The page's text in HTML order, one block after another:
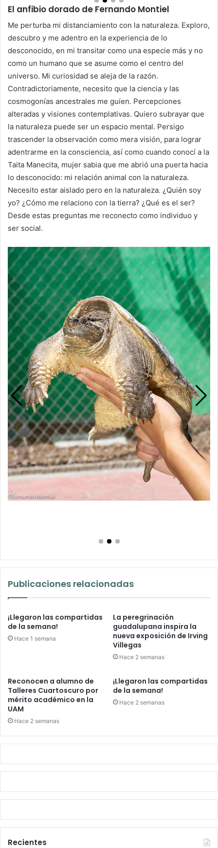
El anfibio dorado de Fernando Montiel
Me perturba mi distanciamiento con la naturaleza. Exploro,
descubro y me adentro en la experiencia de lo
desconocido, en mi transitar como una especie más y no
como un humano que se asume como el centro del
universo. Mi curiosidad se aleja de la razón.
Contradictoriamente, necesito que la ciencia y las
cosmogonías ancestrales me guíen. Percepciones
alteradas y visiones contemplativas. Quiero subrayar que
la naturaleza puede ser un espacio mental. Persigo
trascender la observación como mera visión, para lograr
adentrarme en la consciencia, así como cuando conocí a la
Taita Manecita, mujer sabia que me abrió una puerta hacia
lo desconocido: mi relación animal con la naturaleza.
Necesito estar aislado pero en la naturaleza. ¿Quién soy
yo? ¿Cómo me relaciono con la tierra? ¿Qué es el ser?
Desde estas preguntas me reconecto como individuo y
ser social.
Publicaciones relacionadas
¡Llegaron las compartidas
de la semana!
Hace 1 semana
La peregrinación
guadalupana inspira la
nueva exposición de Irving
Villegas
Hace 2 semanas
Reconocen a alumno de
Talleres Cuartoscuro por
mérito académico en la
UAM
Hace 2 semanas
¡Llegaron las compartidas
de la semana!
Hace 2 semanas
Recientes